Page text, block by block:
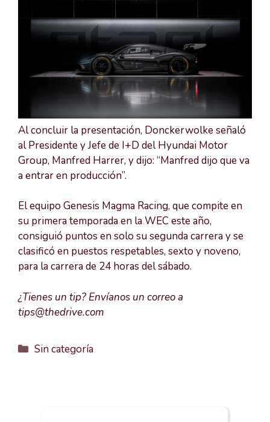
Al concluir la presentación, Donckerwolke señaló
al Presidente y Jefe de I+D del Hyundai Motor
Group, Manfred Harrer, y dijo: “Manfred dijo que va
a entrar en producción”.
El equipo Genesis Magma Racing, que compite en
su primera temporada en la WEC este año,
consiguió puntos en solo su segunda carrera y se
clasificó en puestos respetables, sexto y noveno,
para la carrera de 24 horas del sábado.
¿Tienes un tip? Envíanos un correo a
tips@thedrive.com
Categorías
Sin categoría